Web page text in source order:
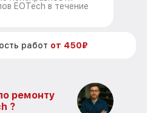
EOTech в течение
работ от 450₽
ремонту
?